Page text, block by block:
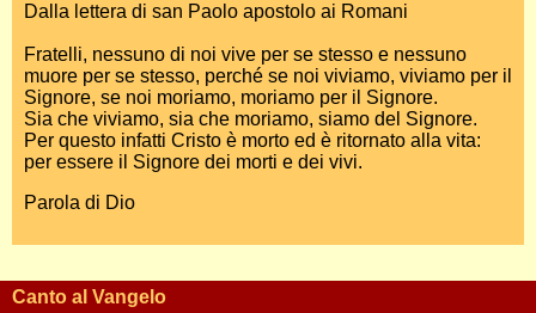
Dalla lettera di san Paolo apostolo ai Romani
Fratelli, nessuno di noi vive per se stesso e nessuno
muore per se stesso, perché se noi viviamo, viviamo per il
Signore, se noi moriamo, moriamo per il Signore.
Sia che viviamo, sia che moriamo, siamo del Signore.
Per questo infatti Cristo è morto ed è ritornato alla vita:
per essere il Signore dei morti e dei vivi.
Parola di Dio
Canto al Vangelo